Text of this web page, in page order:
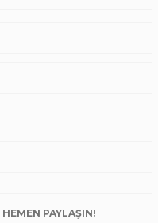
HEMEN PAYLAŞIN!